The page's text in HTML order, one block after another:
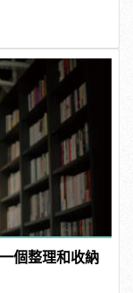
個整理和收納